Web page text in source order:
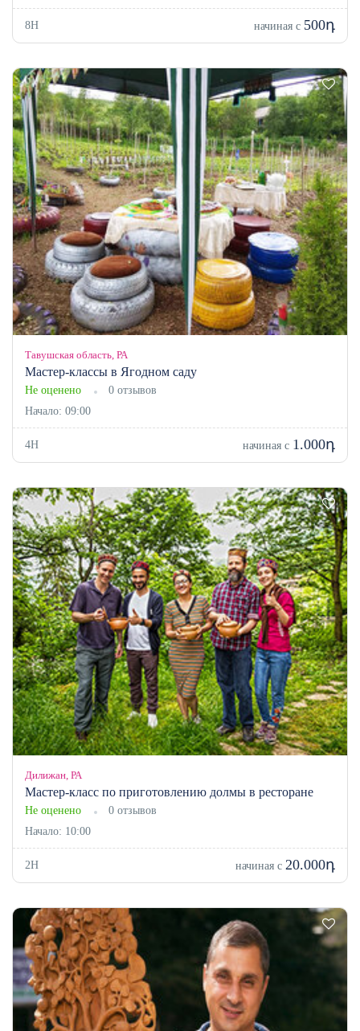
8H начиная с 500դ
Тавушская область, РА
Мастер-классы в Ягодном саду
Не оценено
0 отзывов
Начало: 09:00
4H начиная с 1.000դ
Дилижан, РА
Мастер-класс по приготовлению долмы в ресторане
Не оценено
0 отзывов
Начало: 10:00
2H начиная с 20.000դ